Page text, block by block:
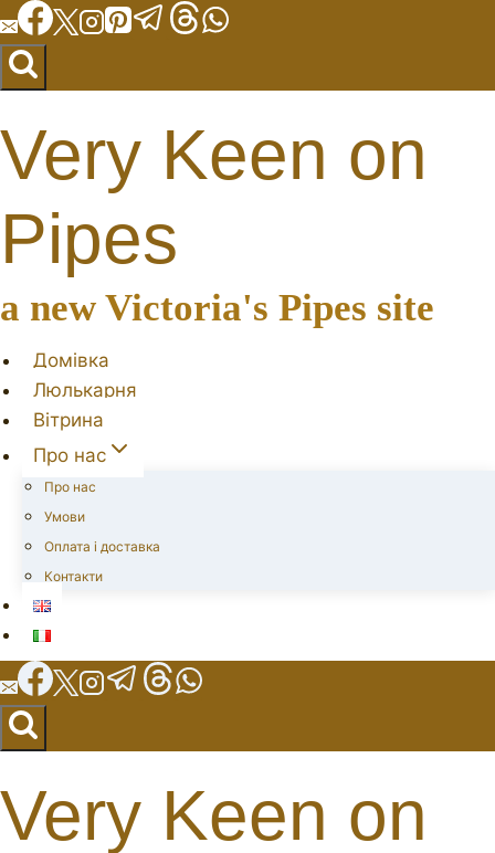
Перейти
до
вмісту
Very Keen on
Pipes
a new Victoria's Pipes site
Домівка
Люлькарня
Вітрина
Про нас
Про нас
Умови
Оплата і доставка
Контакти
Very Keen on